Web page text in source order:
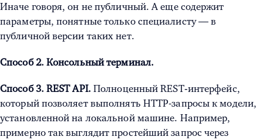
Иначе говоря, он не публичный. А еще содержит
параметры, понятные только специалисту — в
публичной версии таких нет.
Способ 2. Консольный терминал.
Способ 3. REST API. Полноценный REST‑интерфейс,
который позволяет выполнять HTTP-запросы к модели,
установленной на локальной машине. Например,
примерно так выглядит простейший запрос через